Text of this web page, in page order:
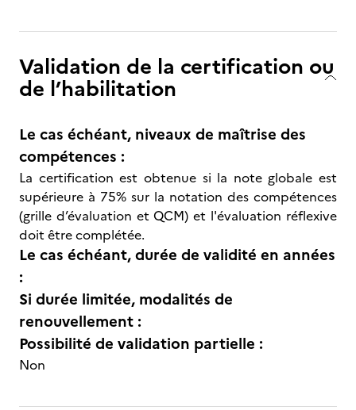
Validation de la certification ou
de l’habilitation
Le cas échéant, niveaux de maîtrise des
compétences :
La certification est obtenue si la note globale est
supérieure à 75% sur la notation des compétences
(grille d’évaluation et QCM) et l'évaluation réflexive
doit être complétée.
Le cas échéant, durée de validité en années
:
Si durée limitée, modalités de
renouvellement :
Possibilité de validation partielle :
Non